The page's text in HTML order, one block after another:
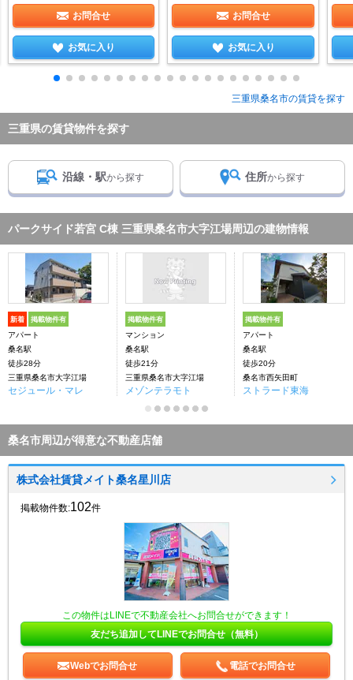
お問合せ
お気に入り
お問合せ
お気に入り
三重県桑名市の賃貸を探す
三重県の賃貸物件を探す
沿線・駅から探す 住所から探す
パークサイド若宮 C棟 三重県桑名市大字江場周辺の建物情報
新着 掲載物件有
アパート
桑名駅
徒歩28分
三重県桑名市大字江場
セジュール・マレ
掲載物件有
マンション
桑名駅
徒歩21分
三重県桑名市大字江場
メゾンテラモト
掲載物件有
アパート
桑名駅
徒歩20分
桑名市西矢田町
ストラード東海
桑名市周辺が得意な不動産店舗
株式会社賃貸メイト桑名星川店
掲載物件数:102件
この物件はLINEで不動産会社へお問合せができます！
友だち追加してLINEでお問合せ（無料）
Webでお問合せ 電話でお問合せ